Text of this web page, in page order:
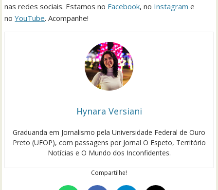
nas redes sociais. Estamos no Facebook, no Instagram e
noYouTube. Acompanhe!
Hynara Versiani
Graduanda em Jornalismo pela Universidade Federal de Ouro
Preto (UFOP), com passagens por Jornal O Espeto, Território
Notícias e O Mundo dos Inconfidentes.
Compartilhe!